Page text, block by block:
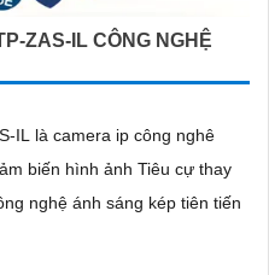
ZAS-IL CÔNG NGHỆ
IL là camera ip công nghê
biến hình ảnh Tiêu cự thay
nghệ ánh sáng kép tiên tiến